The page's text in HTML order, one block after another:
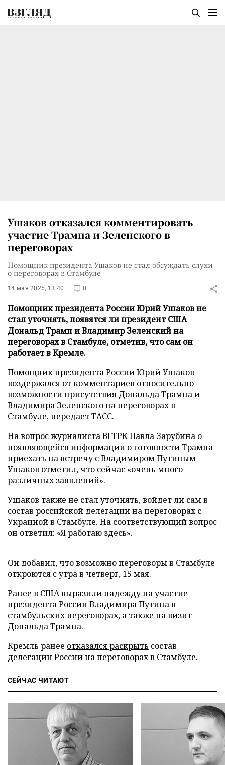
Ушаков отказался комментировать
участие Трампа и Зеленского в
переговорах
Помощник президента Ушаков не стал обсуждать слухи
о переговорах в Стамбуле
14 мая 2025, 13:40 0
Помощник президента России Юрий Ушаков не
стал уточнять, появятся ли президент США
Дональд Трамп и Владимир Зеленский на
переговорах в Стамбуле, отметив, что сам он
работает в Кремле.
Помощник президента России Юрий Ушаков
воздержался от комментариев относительно
возможности присутствия Дональда Трампа и
Владимира Зеленского на переговорах в
Стамбуле, передаетТАСС.
На вопрос журналиста ВГТРК Павла Зарубина о
появляющейся информации о готовности Трампа
приехать на встречу с Владимиром Путиным
Ушаков отметил, что сейчас «очень много
различных заявлений».
Ушаков также не стал уточнять, войдет ли сам в
состав российской делегации на переговорах с
Украиной в Стамбуле. На соответствующий вопрос
он ответил: «Я работаю здесь».
Он добавил, что возможно переговоры в Стамбуле
откроются с утра в четверг, 15 мая.
Ранее в СШАвыразилинадежду на участие
президента России Владимира Путина в
стамбульских переговорах, а также на визит
Дональда Трампа.
Кремль ранее отказался раскрыть состав
делегации России на переговорах в Стамбуле.
СЕЙЧАС ЧИТАЮТ